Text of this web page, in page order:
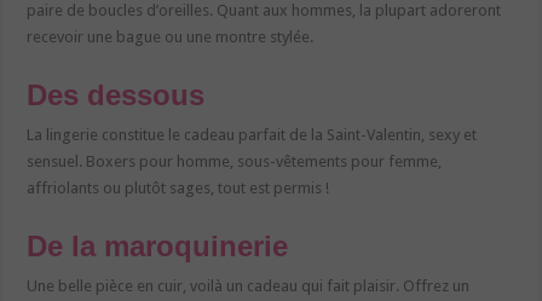
paire de boucles d’oreilles. Quant aux hommes, la plupart adoreront
recevoir une bague ou une montre stylée.
Des dessous
La lingerie constitue le cadeau parfait de la Saint-Valentin, sexy et
sensuel. Boxers pour homme, sous-vêtements pour femme,
affriolants ou plutôt sages, tout est permis !
De la maroquinerie
Une belle pièce en cuir, voilà un cadeau qui fait plaisir. Offrez un